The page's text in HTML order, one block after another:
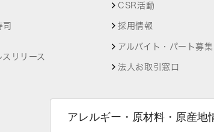
スリリース
CSR活動
採用情報
アルバイト・パート募集
法人お取引窓口
アレルギー・原材料・原産地